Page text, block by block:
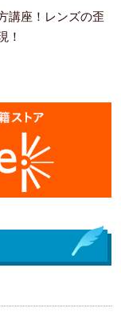
講座！レンズの歪
！